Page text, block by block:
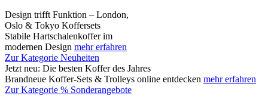
Design trifft Funktion – London,
Oslo & Tokyo Koffersets
Stabile Hartschalenkoffer im
modernen Design mehr erfahren
Zur Kategorie Neuheiten
Jetzt neu: Die besten Koffer des Jahres
Brandneue Koffer-Sets & Trolleys online entdecken mehr erfahren
Zur Kategorie % Sonderangebote